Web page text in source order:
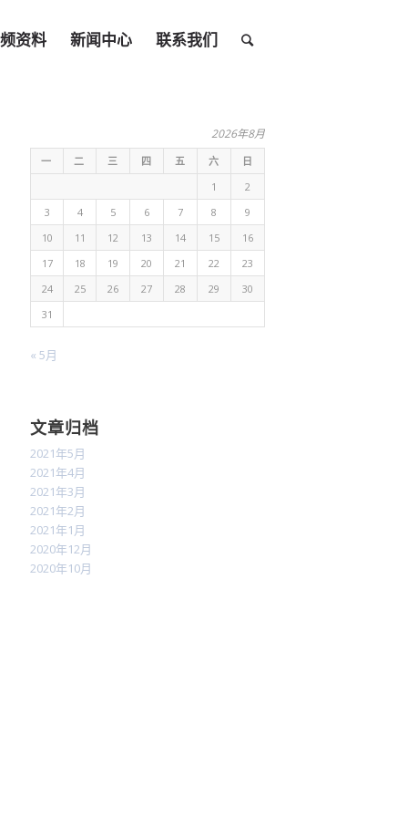
资料 新闻中心 联系我们
2026年8月
一 二 三 四 五 六
日
1
2
3
4 5 6 7 8
9
10
11 12 13 14 15
16
17
18 19 20 21 22
23
24
25 26 27 28 29
30
31
« 5月
文章归档
2021年5月
2021年4月
2021年3月
2021年2月
2021年1月
2020年12月
2020年10月